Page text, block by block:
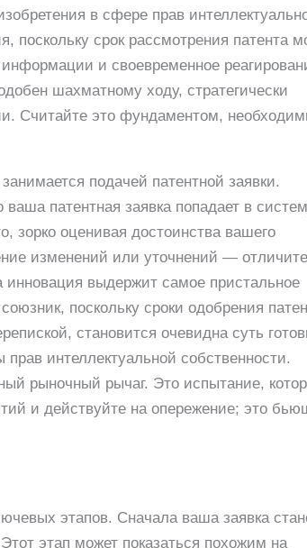
в сфере прав
поскольку срок рассмотрения патента
и своевременное
шахматному ходу, стратегически
Считайте это фундаментом,
подачей патентной заявки.
патентная заявка попадает в
зорко оценивая достоинства вашего
изменений или уточнений —
инновация выдержит самое пристальное
поскольку сроки одобрения
становится очевидна суть
интеллектуальной собственности.
рыночный рычаг. Это испытание,
и действуйте на опережение; это
этапов. Сначала ваша заявка
этап может показаться похожим на